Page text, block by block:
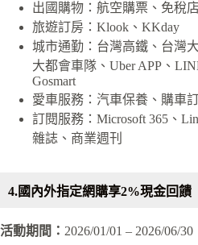
出國購物：航空購票、免稅店
旅遊訂房：Klook、KKday
城市通勤：台灣高鐵、台灣
大都會車隊、Uber APP、
Gosmart
愛車服務：汽車保養、購車
訂閱服務：Microsoft 365、
雜誌、商業週刊
4.國內外指定網購享2%現金回饋
活動期間： 2026/01/01 – 2026/06/30